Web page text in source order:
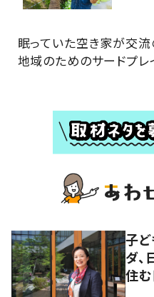
眠っていた空き家が交
地域のためのサードプレ
子
ダ
住